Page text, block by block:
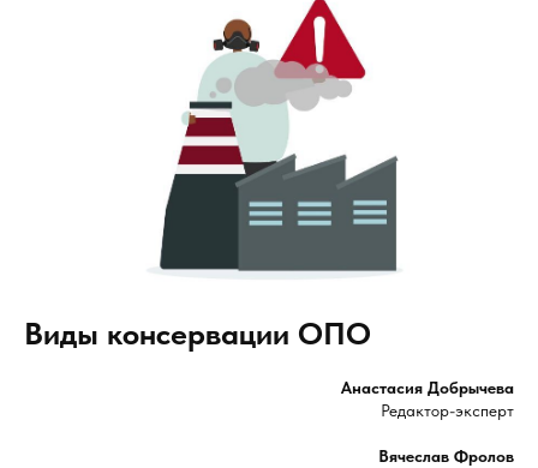
Виды консервации ОПО
Анастасия Добрычева
Редактор-эксперт
Вячеслав Фролов